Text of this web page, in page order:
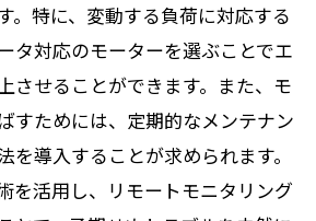
。特に、変動する負荷に対応する
タ対応のモーターを選ぶことでエ
させることができます。また、モ
すためには、定期的なメンテナン
を導入することが求められます。
を活用し、リモートモニタリング